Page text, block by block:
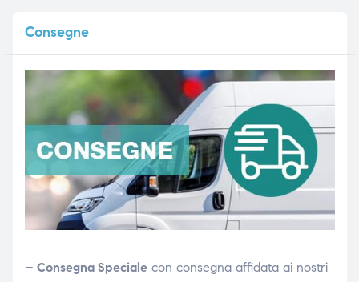
Consegne
– Consegna Specialecon consegna affidata ai nostri